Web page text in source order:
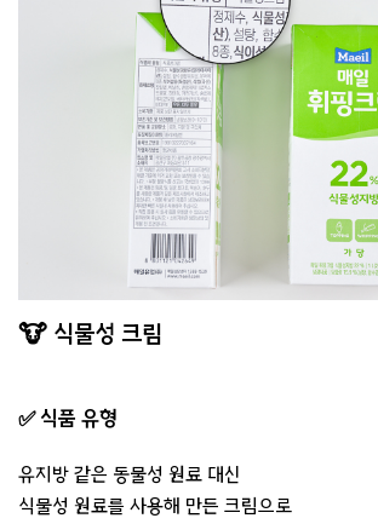
🐮 식물성 크림
✅ 식품 유형
유지방 같은 동물성 원료 대신
식물성 원료를 사용해 만든 크림으로